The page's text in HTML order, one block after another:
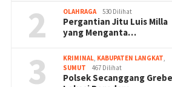
Manunggal, Dugaan
Penimbunan BBM Subsidi
Menguat
Jadi
2 OLAHRAGA 530 Dilihat
Pergantian Jitu Luis Milla
yang Menganta…
3 KRIMINAL, KABUPATEN LANGKAT,
SUMUT
467 Dilihat
Polsek Secanggang